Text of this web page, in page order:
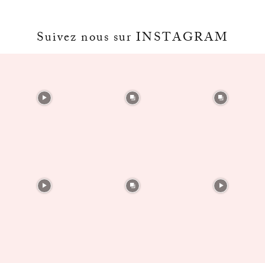
Suivez nous sur INSTAGRAM